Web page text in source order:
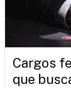
Cargos
que